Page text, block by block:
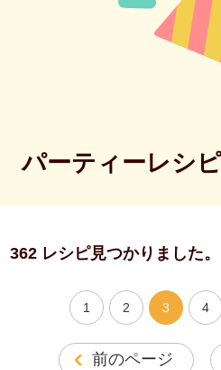
パーティーレシピ
362 レシピ見つかりました
前のページ
1 2 3 4